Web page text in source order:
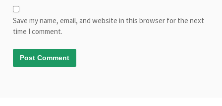
Save my name, email, and website in this browser for the next
time I comment.